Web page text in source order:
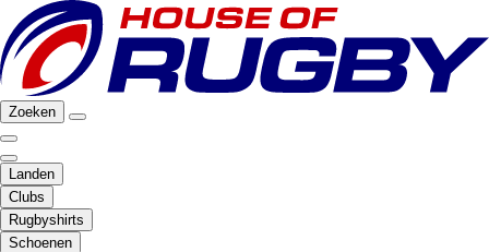
Zoeken
Landen
Clubs
Rugbyshirts
Schoenen